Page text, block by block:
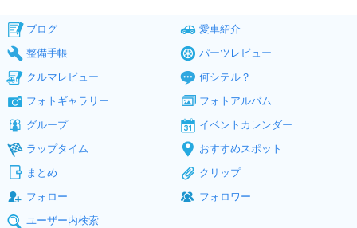
ブログ
愛車紹介
整備手帳
パーツレビュー
クルマレビュー
何シテル？
フォトギャラリー
フォトアルバム
グループ
イベントカレンダー
ラップタイム
おすすめスポット
まとめ
クリップ
フォロー
フォロワー
ユーザー内検索